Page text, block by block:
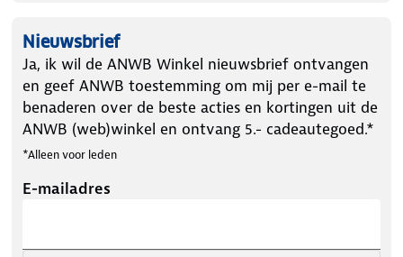
Nieuwsbrief
Ja, ik wil de ANWB Winkel nieuwsbrief ontvangen
en geef ANWB toestemming om mij per e-mail te
benaderen over de beste acties en kortingen uit de
ANWB (web)winkel en ontvang 5.- cadeautegoed.*
*Alleen voor leden
E-mailadres